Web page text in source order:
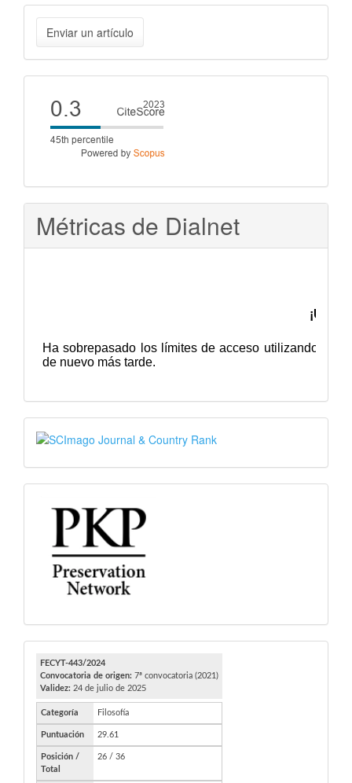
Enviar
un
artículo
Enviar un artículo
Cite
score
Métricas de Dialnet
SJR
PKP
FECYT